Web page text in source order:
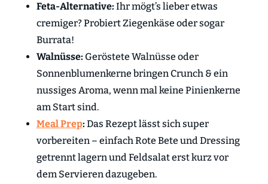
Feta-Alternative: Ihr mögt’s lieber etwas
cremiger? Probiert Ziegenkäse oder sogar
Burrata!
Walnüsse: Geröstete Walnüsse oder
Sonnenblumenkerne bringen Crunch & ein
nussiges Aroma, wenn mal keine Pinienkerne
am Start sind.
Meal Prep: Das Rezept lässt sich super
vorbereiten – einfach Rote Bete und Dressing
getrennt lagern und Feldsalat erst kurz vor
dem Servieren dazugeben.